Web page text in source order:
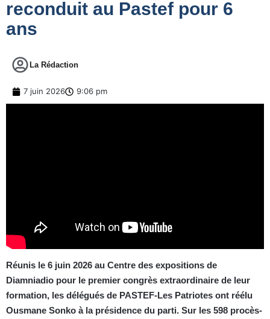
reconduit au Pastef pour 6
ans
La Rédaction
7 juin 2026 9:06 pm
Réunis le 6 juin 2026 au Centre des expositions de
Diamniadio pour le premier congrès extraordinaire de leur
formation, les délégués de PASTEF-Les Patriotes ont réélu
Ousmane Sonko à la présidence du parti. Sur les 598 procès-